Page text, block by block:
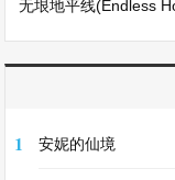
无垠地平线(Endless
1 安妮的仙境